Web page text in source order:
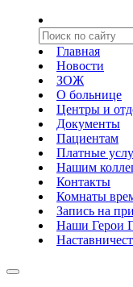
Главная
Новости
ЗОЖ
О больнице
Центры и
Документы
Пациентам
Платные
Нашим
Контакты
Комнаты
Запись на
Наши Герои